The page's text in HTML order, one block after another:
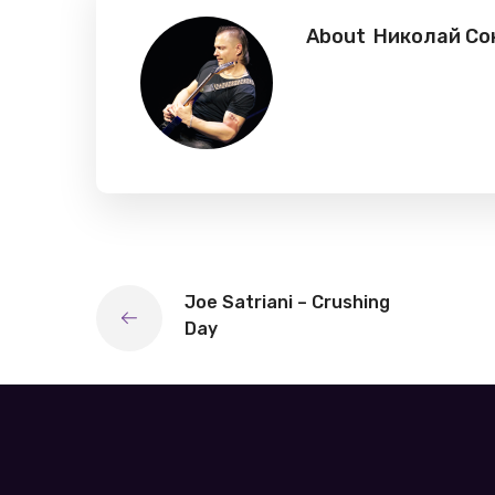
About Николай
Joe Satriani – Crushing
Day